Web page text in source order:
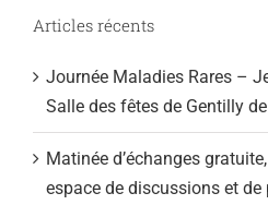
Articles récents
Journée Maladies Rares –
Salle des fêtes de Gentilly
Matinée d’échanges
espace de discussions et